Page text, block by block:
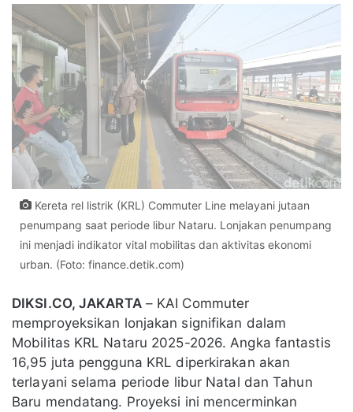
Kereta rel listrik (KRL) Commuter Line melayani jutaan
penumpang saat periode libur Nataru. Lonjakan penumpang
ini menjadi indikator vital mobilitas dan aktivitas ekonomi
urban. (Foto: finance.detik.com)
DIKSI.CO, JAKARTA– KAI Commuter
memproyeksikan lonjakan signifikan dalam
Mobilitas KRL Nataru 2025-2026. Angka fantastis
16,95 juta pengguna KRL diperkirakan akan
terlayani selama periode libur Natal dan Tahun
Baru mendatang. Proyeksi ini mencerminkan